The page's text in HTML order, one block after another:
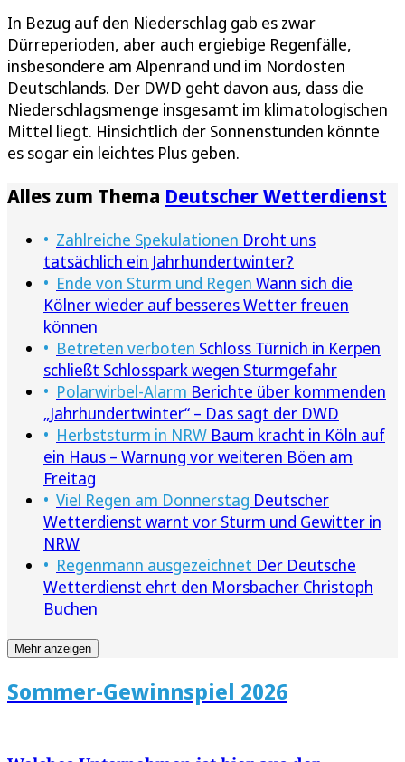
In Bezug auf den Niederschlag gab es zwar
Dürreperioden, aber auch ergiebige Regenfälle,
insbesondere am Alpenrand und im Nordosten
Deutschlands. Der DWD geht davon aus, dass die
Niederschlagsmenge insgesamt im klimatologischen
Mittel liegt. Hinsichtlich der Sonnenstunden könnte
es sogar ein leichtes Plus geben.
Alles zum Thema Deutscher Wetterdienst
Zahlreiche Spekulationen Droht uns
tatsächlich ein Jahrhundertwinter?
Ende von Sturm und Regen Wann sich die
Kölner wieder auf besseres Wetter freuen
können
Betreten verboten Schloss Türnich in Kerpen
schließt Schlosspark wegen Sturmgefahr
Polarwirbel-Alarm Berichte über kommenden
„Jahrhundertwinter“ – Das sagt der DWD
Herbststurm in NRW Baum kracht in Köln auf
ein Haus – Warnung vor weiteren Böen am
Freitag
Viel Regen am Donnerstag Deutscher
Wetterdienst warnt vor Sturm und Gewitter in
NRW
Regenmann ausgezeichnet Der Deutsche
Wetterdienst ehrt den Morsbacher Christoph
Buchen
Mehr anzeigen
Sommer-Gewinnspiel 2026